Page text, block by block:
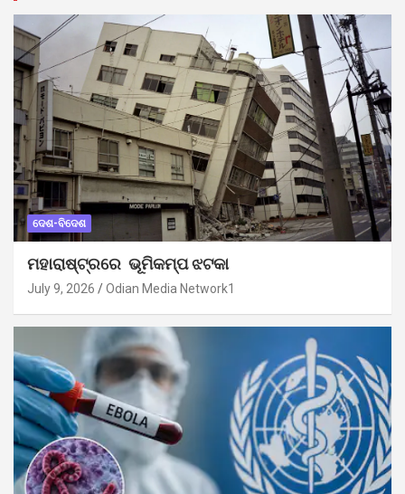
ଦେଶ-ବିଦେଶ
ମହାରାଷ୍ଟ୍ରରେ ଭୂମିକମ୍ପ ଝଟକା
July 9, 2026 Odian Media Network1